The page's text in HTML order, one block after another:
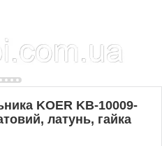
KOER KB-10009-
латунь, гайка